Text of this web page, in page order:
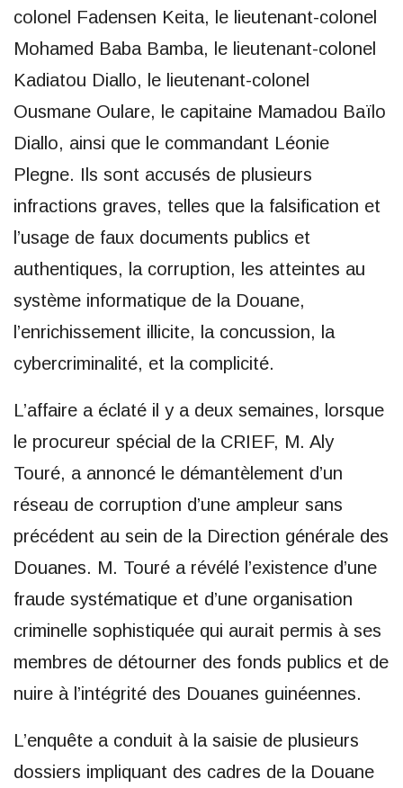
colonel Fadensen Keita, le lieutenant-colonel
Mohamed Baba Bamba, le lieutenant-colonel
Kadiatou Diallo, le lieutenant-colonel
Ousmane Oulare, le capitaine Mamadou Baïlo
Diallo, ainsi que le commandant Léonie
Plegne. Ils sont accusés de plusieurs
infractions graves, telles que la falsification et
l’usage de faux documents publics et
authentiques, la corruption, les atteintes au
système informatique de la Douane,
l’enrichissement illicite, la concussion, la
cybercriminalité, et la complicité.
L’affaire a éclaté il y a deux semaines, lorsque
le procureur spécial de la CRIEF, M. Aly
Touré, a annoncé le démantèlement d’un
réseau de corruption d’une ampleur sans
précédent au sein de la Direction générale des
Douanes. M. Touré a révélé l’existence d’une
fraude systématique et d’une organisation
criminelle sophistiquée qui aurait permis à ses
membres de détourner des fonds publics et de
nuire à l’intégrité des Douanes guinéennes.
L’enquête a conduit à la saisie de plusieurs
dossiers impliquant des cadres de la Douane